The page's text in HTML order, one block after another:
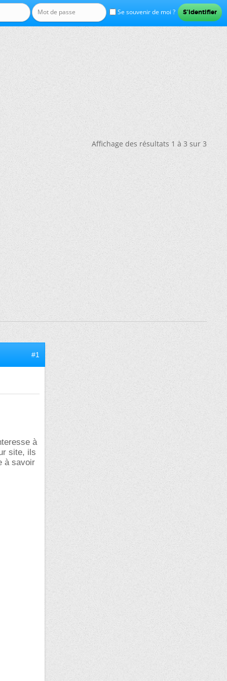
Se souvenir de moi ?
Affichage des résultats 1 à 3 sur 3
#1
à
site, ils
à savoir